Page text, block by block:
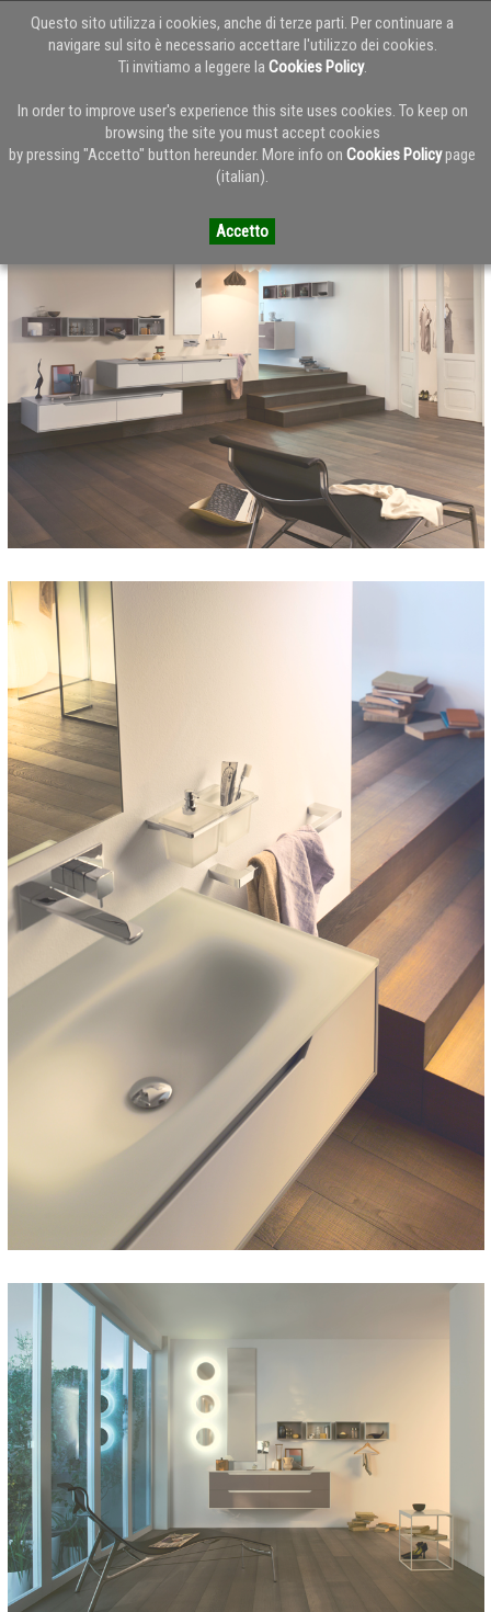
Questo sito utilizza i cookies, anche di terze parti. Per continuare a
navigare sul sito è necessario accettare l'utilizzo dei cookies.
Ti invitiamo a leggere la Cookies Policy.
In order to improve user's experience this site uses cookies. To keep on
browsing the site you must accept cookies
by pressing "Accetto" button hereunder. More info onCookies Policypage
(italian).
Accetto
Torna alla Home del Blog
INDA: catalogo generale 2015 - parte 03